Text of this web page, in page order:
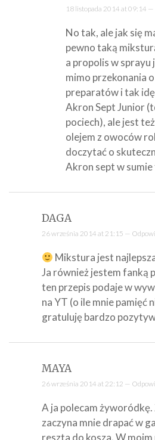
18 listopada 2014 at 09:14 —
No tak, ale jak się
pewno taką
a propolis w sprayu
mimo przekonania
preparatów i tak
Akron Sept Junior
pociech), ale jest
olejem z owoców
doczytać o
Akron sept w
DAGA
26 września 2014 at 21:15 —
Mikstura jest
Ja również jestem fanką
ten przepis podaje w
na YT (o ile mnie pamięć
gratuluję bardzo
MAYA
26 września 2014 at 22:12 —
A ja polecam
zaczyna mnie drapać w
reszta do kosza. W moim